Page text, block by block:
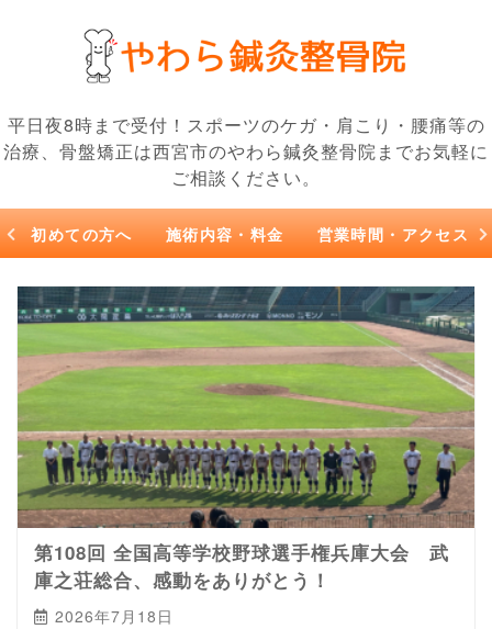
平日夜8時まで受付！スポーツのケガ・肩こり・腰痛等の
治療、骨盤矯正は西宮市のやわら鍼灸整骨院までお気軽に
ご相談ください。
初めての方へ 施術内容・料金 営業時間・アクセス
第108回 全国高等学校野球選手権兵庫大会 武
庫之荘総合、感動をありがとう！
2026年7月18日